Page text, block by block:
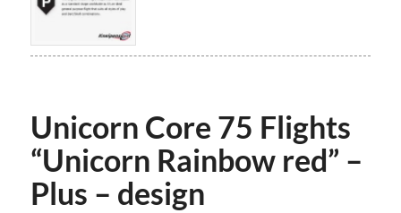
Unicorn Core 75 Flights
“Unicorn Rainbow red” –
Plus – design